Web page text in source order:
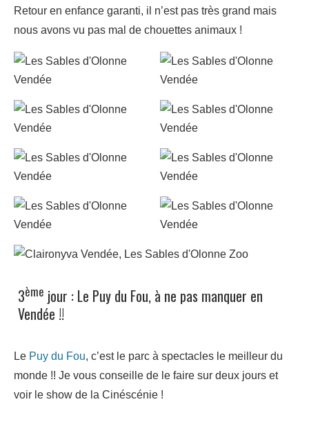
Retour en enfance garanti, il n’est pas très grand mais
nous avons vu pas mal de chouettes animaux !
3ème jour : Le Puy du Fou, à ne pas manquer en
Vendée !!
Le Puy du Fou, c’est le parc à spectacles le meilleur du
monde !! Je vous conseille de le faire sur deux jours et
voir le show de la Cinéscénie !